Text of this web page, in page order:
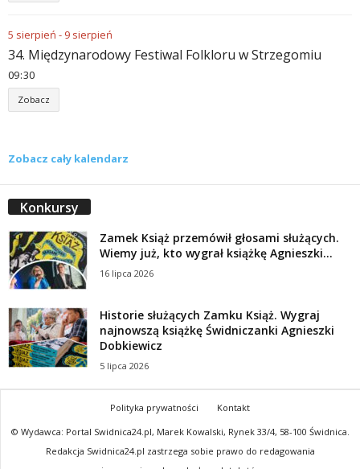
5 sierpień - 9 sierpień
34. Międzynarodowy Festiwal Folkloru w Strzegomiu
09 30
Zobacz
Zobacz cały kalendarz
Konkursy
Zamek Książ przemówił głosami służących.
Wiemy już, kto wygrał książkę Agnieszki...
16 lipca 2026
Historie służących Zamku Książ. Wygraj
najnowszą książkę Świdniczanki Agnieszki
Dobkiewicz
5 lipca 2026
Polityka prywatności
Kontakt
© Wydawca: Portal Swidnica24.pl, Marek Kowalski, Rynek 33/4, 58-100 Świdnica.
Redakcja Swidnica24.pl zastrzega sobie prawo do redagowania